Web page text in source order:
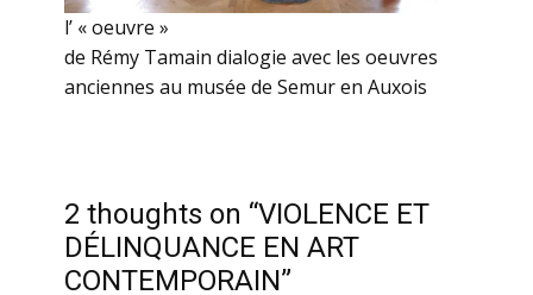
l’ « oeuvre »
de Rémy Tamain dialogie avec les oeuvres
anciennes au musée de Semur en Auxois
2 thoughts on “VIOLENCE ET
DÉLINQUANCE EN ART
CONTEMPORAIN”